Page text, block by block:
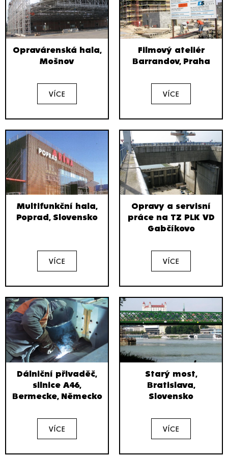
Opravárenská hala,
Mošnov
VÍCE
Filmový ateliér
Barrandov, Praha
VÍCE
Multifunkční hala,
Poprad, Slovensko
VÍCE
Opravy a servisní
práce na TZ PLK VD
Gabčíkovo
VÍCE
Dálniční přivaděč,
silnice A46,
Bermecke, Německo
VÍCE
Starý most,
Bratislava,
Slovensko
VÍCE